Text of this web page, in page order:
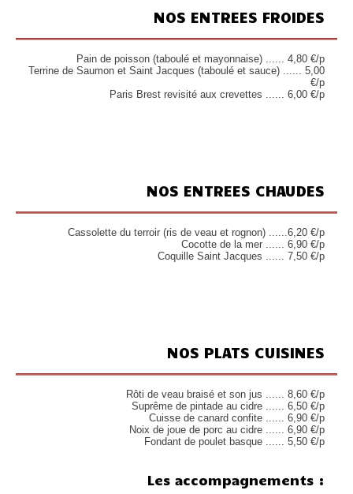
NOS ENTREES FROIDES
Pain de poisson (taboulé et mayonnaise) ...... 4,80 €/p
Terrine de Saumon et Saint Jacques (taboulé et sauce) ...... 5,00
€/p
Paris Brest revisité aux crevettes ...... 6,00 €/p
NOS ENTREES CHAUDES
Cassolette du terroir (ris de veau et rognon) ......6,20 €/p
Cocotte de la mer ...... 6,90 €/p
Coquille Saint Jacques ...... 7,50 €/p
NOS PLATS CUISINES
Rôti de veau braisé et son jus ...... 8,60 €/p
Suprême de pintade au cidre ...... 6,50 €/p
Cuisse de canard confite ...... 6,90 €/p
Noix de joue de porc au cidre ...... 6,90 €/p
Fondant de poulet basque ...... 5,50 €/p
Les accompagnements :